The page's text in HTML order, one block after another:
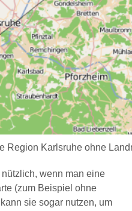
Region Karlsruhe ohne
wenn man eine
(zum Beispiel ohne
sie sogar nutzen, um